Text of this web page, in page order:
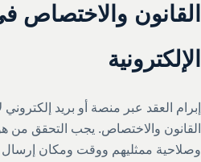
القانون والاختصاص
الإلكترونية
إبرام العقد عبر منصة أو بريد إلكتروني
القانون والاختصاص. يجب التحقق من
وصلاحية ممثليهم ووقت ومكان